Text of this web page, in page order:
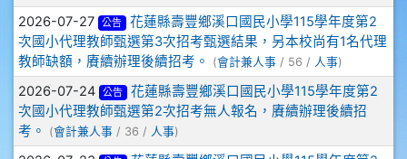
2026-07-27 公告
花蓮縣壽豐鄉溪口國民小學115學年度第2
次國小代理教師甄選第3次招考甄選結果，另本校尚有1名代理
教師缺額，賡續辦理後續招考。
(會計兼人事 / 56 / 人事)
2026-07-24 公告
花蓮縣壽豐鄉溪口國民小學115學年度第2
次國小代理教師甄選第2次招考無人報名，賡續辦理後續招
考。
(會計兼人事 / 36 / 人事)